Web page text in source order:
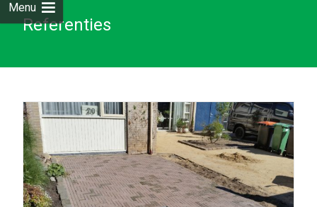
Menu
Referenties